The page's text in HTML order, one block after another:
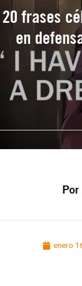
20 frases
en
enero